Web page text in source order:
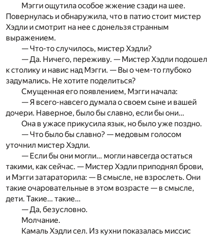
Мэгги ощутила особое жжение сзади на шее.
Повернулась и обнаружила, что в патио стоит мистер
Хэдли и смотрит на нее с донельзя странным
выражением.
— Что-то случилось, мистер Хэдли?
— Да. Ничего, переживу. — Мистер Хэдли подошел
к столику и навис над Мэгги. — Вы о чем-то глубоко
задумались. Не хотите поделиться?
Смущенная его появлением, Мэгги начала:
— Я всего-навсего думала о своем сыне и вашей
дочери. Наверное, было бы славно, если бы они…
Она в ужасе прикусила язык, но было уже поздно.
— Что было бы славно? — медовым голосом
уточнил мистер Хэдли.
— Если бы они могли… могли навсегда остаться
такими, как сейчас. — Мистер Хэдли приподнял брови,
и Мэгги затараторила: — В смысле, не взрослеть. Они
такие очаровательные в этом возрасте — в смысле,
дети. Такие… такие…
— Да, безусловно.
Молчание.
Камаль Хэдли сел. Из кухни показалась миссис